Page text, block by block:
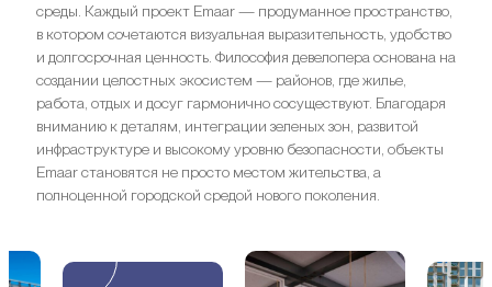
среды. Каждый проект Emaar — продуманное пространство,
в котором сочетаются визуальная выразительность, удобство
и долгосрочная ценность. Философия девелопера основана на
создании целостных экосистем — районов, где жилье,
работа, отдых и досуг гармонично сосуществуют. Благодаря
вниманию к деталям, интеграции зеленых зон, развитой
инфраструктуре и высокому уровню безопасности, объекты
Emaar становятся не просто местом жительства, а
полноценной городской средой нового поколения.